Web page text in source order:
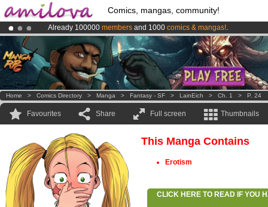
Comics, mangas, community!
Already 100000 members and 1000 comics & mangas!.
AmilovaKickstarter is now LIVE!.
Premium membership from3.95 euros per month !Get membership
Home > Comics Directory > Manga > Fantasy - SF > LainEich > Ch. 1 > P. 24
Favourites Share Full screen Thumbnails
This Manga Contains
Erotism
CLICK HERE TO READ IF YOU